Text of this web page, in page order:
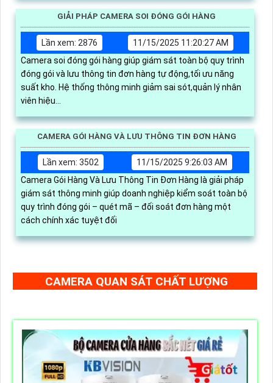
GIẢI PHÁP CAMERA SOI ĐÓNG GÓI HÀNG
Lần xem: 2876
11/15/2025 11:20:27 AM
Camera soi đóng gói hàng giúp giám sát toàn bộ quy trình
đóng gói và lưu thông tin đơn hàng tự động,tối ưu năng
suất kho. Hệ thống thông minh giảm sai sót,quản lý nhân
viên hiệu...
CAMERA GÓI HÀNG VÀ LƯU THÔNG TIN ĐƠN HÀNG
Lần xem: 3502
11/15/2025 9:26:03 AM
Camera Gói Hàng Và Lưu Thông Tin Đơn Hàng là giải pháp
giám sát thông minh giúp doanh nghiệp kiểm soát toàn bộ
quy trình đóng gói – quét mã – đối soát đơn hàng một
cách chính xác tuyệt đối
CAMERA QUAN SÁT CHẤT LƯỢNG